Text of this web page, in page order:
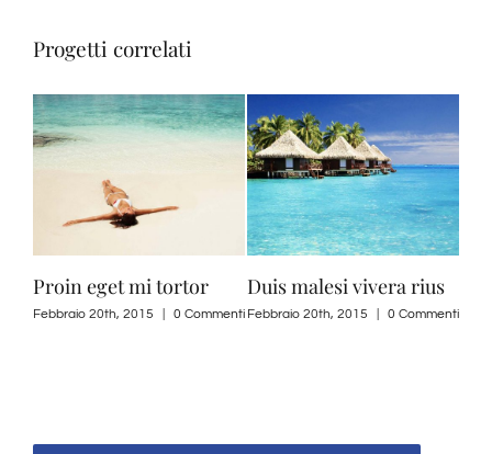
Progetti correlati
Proin eget mi tortor
Febbraio 20th, 2015 0 Commenti
Duis malesi vivera rius
Febbraio 20th, 2015 0 Commenti